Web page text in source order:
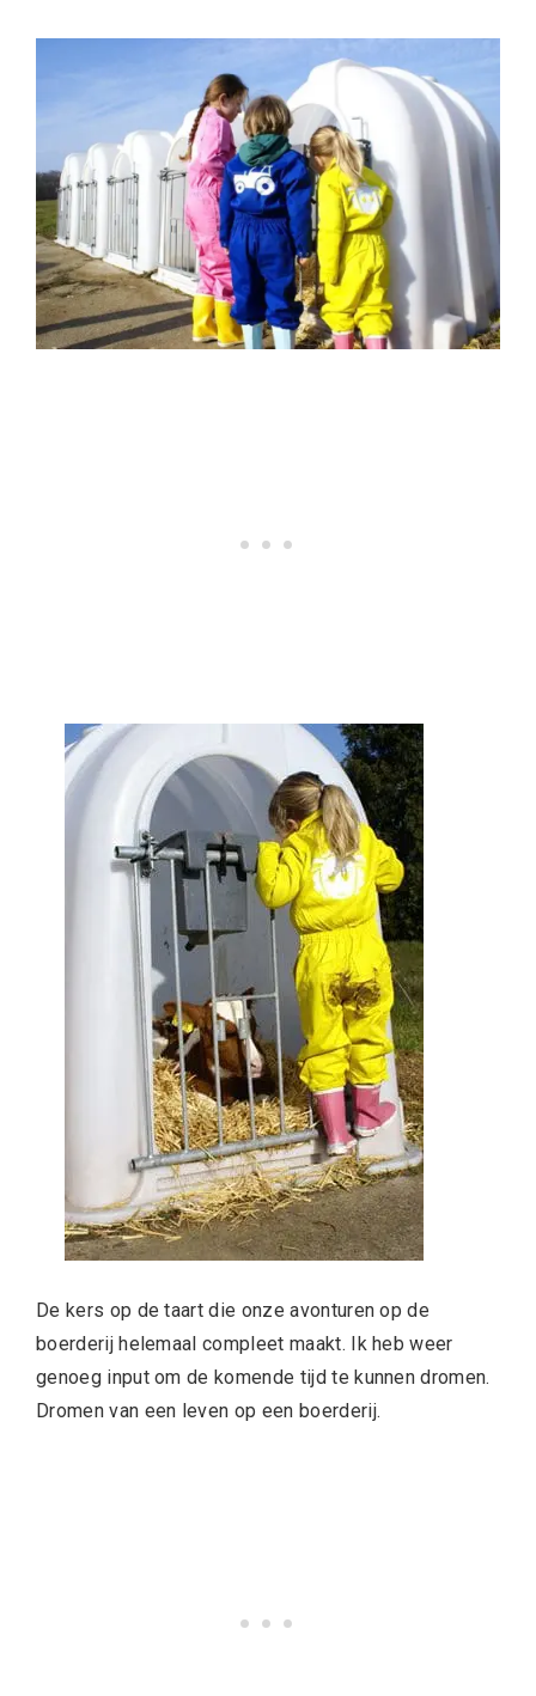
De kers op de taart die onze avonturen op de
boerderij helemaal compleet maakt. Ik heb weer
genoeg input om de komende tijd te kunnen dromen.
Dromen van een leven op een boerderij.